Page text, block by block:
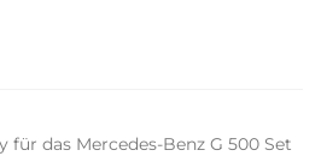
für das Mercedes-Benz G 500 Set